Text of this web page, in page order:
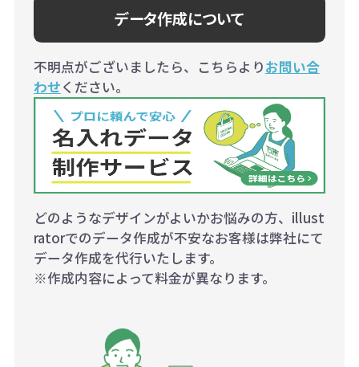
データ作成について
不明点がございましたら、こちらよりお問い合
わせください。
どのようなデザインがよいかお悩みの方、illust
ratorでのデータ作成が不安なお客様は弊社にて
データ作成を代行いたします。
※作成内容によって料金が異なります。